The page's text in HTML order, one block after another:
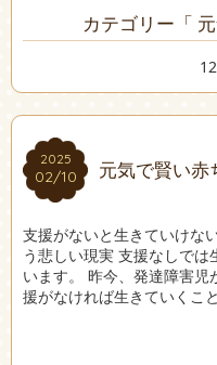
カテゴリー「
2025
02/10
2025
02/10 元気で賢い赤
支援がないと生きていけな
う悲しい現実 支援なしで
います。 昨今、発達障害
援がなければ生きていくこ